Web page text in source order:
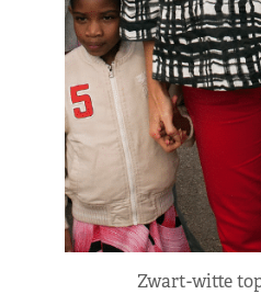
Zwart-witte